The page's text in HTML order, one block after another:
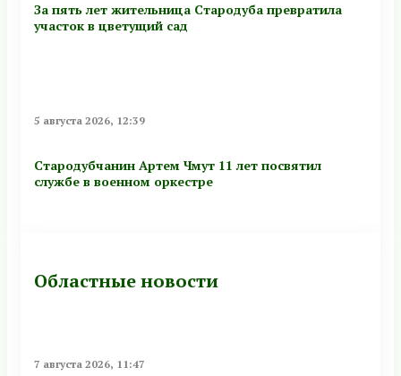
За пять лет жительница Стародуба превратила
участок в цветущий сад
5 августа 2026, 12:39
Стародубчанин Артем Чмут 11 лет посвятил
службе в военном оркестре
Областные новости
7 августа 2026, 11:47